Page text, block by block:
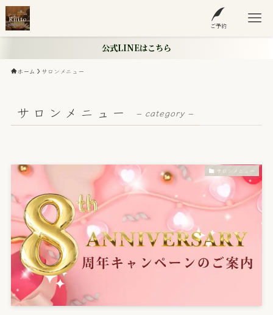
ご予約
公式LINEはこちら
ホーム サロンメニュー
サロンメニュー – category –
サロンメニュー